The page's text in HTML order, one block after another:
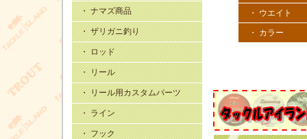
・ ナマズ商品
・ ザリガニ釣り
・ ロッド
・ リール
・ リール用カスタムパーツ
・ ライン
・ フック
・ ウエイト
・ カラー